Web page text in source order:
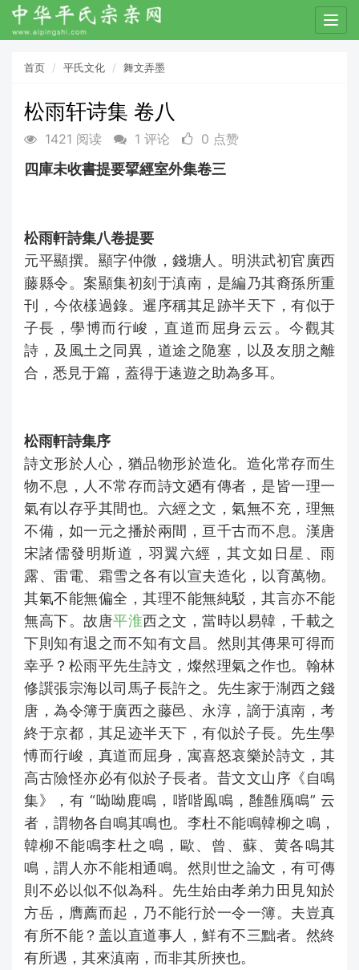
T
o
i
o
n
首页 平氏文化 舞文弄墨
松雨轩诗集 卷八
1421 阅读 1 评论 0 点赞
四庫未收書提要揅經室外集卷三
松雨軒詩集八卷提要
元平顯撰。顯字仲微，錢塘人。明洪武初官廣西
藤縣令。案顯集初刻于滇南，是編乃其裔孫所重
刊，今依樣過錄。暹序稱其足跡半天下，有似于
子長，學博而行峻，直道而屈身云云。今觀其
詩，及風土之同異，道途之陒塞，以及友朋之離
合，悉見于篇，蓋得于逺遊之助為多耳。
松雨軒詩集序
詩文形於人心，猶品物形於造化。造化常存而生
物不息，人不常存而詩文廼有傳者，是皆一理一
氣有以存乎其間也。六經之文，氣無不充，理無
不備，如一元之播於兩間，亘千古而不息。漢唐
宋諸儒發明斯道，羽翼六經，其文如日星、雨
露、雷電、霜雪之各有以宣夫造化，以育萬物。
其氣不能無偏全，其理不能無純駁，其言亦不能
無高下。故唐平淮西之文，當時以易韓，千載之
下則知有退之而不知有文昌。然則其傳果可得而
幸乎？松雨平先生詩文，燦然理氣之作也。翰林
修譔張宗海以司馬子長許之。先生家于淛西之錢
唐，為令簿于廣西之藤邑、永淳，謫于滇南，考
終于京都，其足迹半天下，有似於子長。先生學
愽而行峻，真道而屈身，寓喜怒哀樂於詩文，其
高古險怪亦必有似於子長者。昔文文山序《自鳴
集》，有 “呦呦鹿鳴，喈喈鳯鳴，雝雝鴈鳴” 云
者，謂物各自鳴其鳴也。李杜不能鳴韓柳之鳴，
韓柳不能鳴李杜之鳴，歐、曾、蘇、黄各鳴其
鳴，謂人亦不能相通鳴。然則世之論文，有可傳
則不必以似不似為科。先生始由孝弟力田見知於
方岳，膺薦而起，乃不能行於一令一簿。夫豈真
有所不能？盖以直道事人，鮮有不三黜者。然終
有所遇，其來滇南，而非其所挾也。